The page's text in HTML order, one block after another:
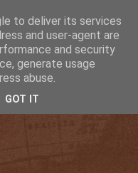
to deliver its services
and user-agent are
and security
generate usage
abuse.
GOT IT